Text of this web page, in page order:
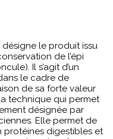
désigne le produit issu
de l’épi
Il s’agit d’un
le cadre de
de sa forte valeur
technique qui permet
désignée par
Elle permet de
protéines digestibles et